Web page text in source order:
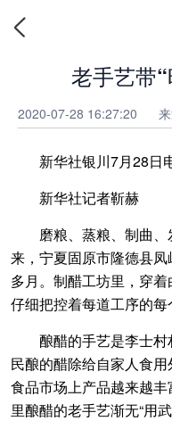
老手艺带
2020-07-28 16:27:20
新华社银川7月28日电
新华社记者靳赫
磨粮、蒸粮、制曲、
来，宁夏固原市隆德县
多月。制醋工坊里，穿
仔细把控着每道工序的每
酿醋的手艺是李士村
民酿的醋除给自家人食
食品市场上产品越来越
里酿醋的老手艺渐无“用